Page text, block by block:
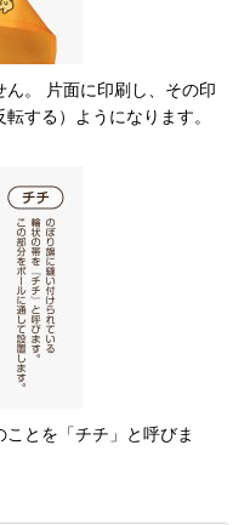
。 片面に印刷し、その印
する）ようになります。
とを「チチ」と呼びま